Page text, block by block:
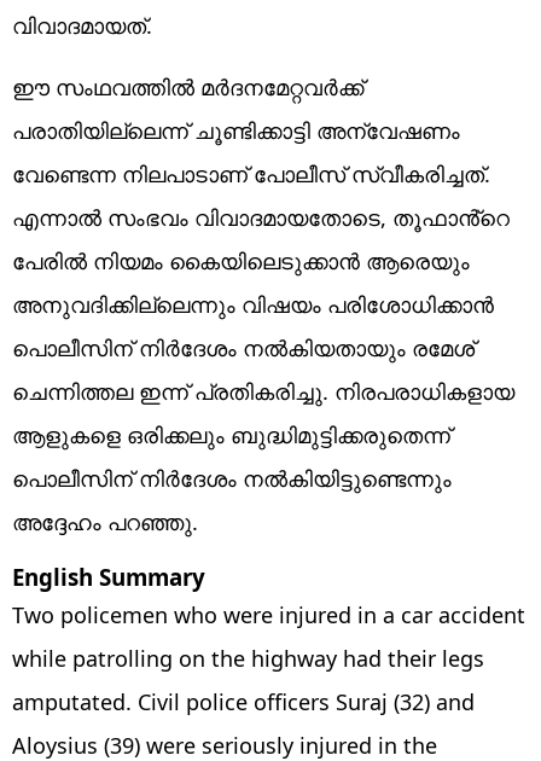
വിവാദമായത്.
ഈ സംഥവത്തിൽ മർദനമേറ്റവർക്ക്
പരാതിയില്ലെന്ന് ചൂണ്ടിക്കാട്ടി അന്വേഷണം
വേണ്ടെന്ന നിലപാടാണ് പോലീസ് സ്വീകരിച്ചത്.
എന്നാൽ സംഭവം വിവാദമായതോടെ, തൂഫാൻ്റെ
പേരിൽ നിയമം കൈയിലെടുക്കാൻ ആരെയും
അനുവദിക്കില്ലെന്നും വിഷയം പരിശോധിക്കാൻ
പൊലീസിന് നിർദേശം നൽകിയതായും രമേശ്
ചെന്നിത്തല ഇന്ന് പ്രതികരിച്ചു. നിരപരാധികളായ
ആളുകളെ ഒരിക്കലും ബുദ്ധിമുട്ടിക്കരുതെന്ന്
പൊലീസിന് നിർദേശം നൽകിയിട്ടുണ്ടെന്നും
അ‌ദ്ദേഹം പറഞ്ഞു.
English Summary
Two policemen who were injured in a car accident
while patrolling on the highway had their legs
amputated. Civil police officers Suraj (32) and
Aloysius (39) were seriously injured in the